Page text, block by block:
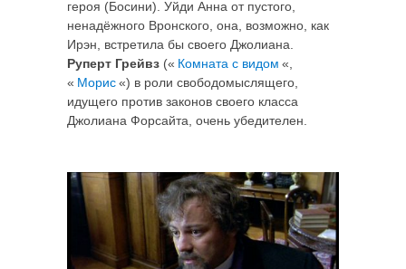
героя (Босини). Уйди Анна от пустого,
ненадёжного Вронского, она, возможно, как
Ирэн, встретила бы своего Джолиана.
Руперт Грейвз (« Комната с видом «,
« Морис«) в роли свободомыслящего,
идущего против законов своего класса
Джолиана Форсайта, очень убедителен.